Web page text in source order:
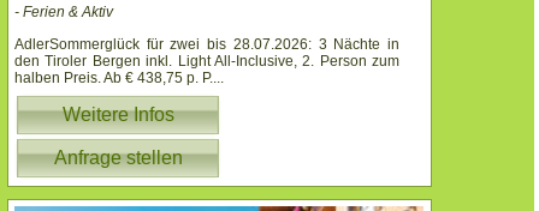
- Ferien & Aktiv
AdlerSommerglück für zwei bis 28.07.2026: 3 Nächte in
den Tiroler Bergen inkl. Light All-Inclusive, 2. Person zum
halben Preis. Ab € 438,75 p. P....
Weitere Infos
Anfrage stellen